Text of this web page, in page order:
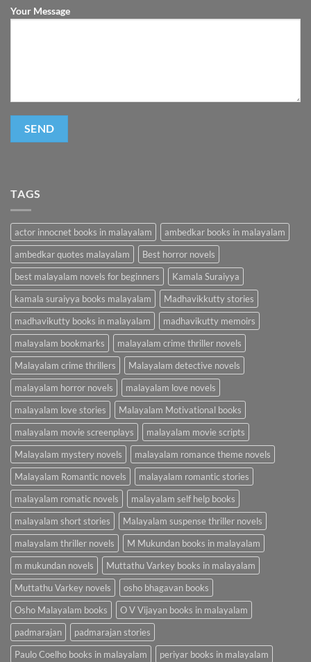
Your Message
TAGS
actor innocnet books in malayalam
ambedkar books in malayalam
ambedkar quotes malayalam
Best horror novels
best malayalam novels for beginners
Kamala Suraiyya
kamala suraiyya books malayalam
Madhavikkutty stories
madhavikutty books in malayalam
madhavikutty memoirs
malayalam bookmarks
malayalam crime thriller novels
Malayalam crime thrillers
Malayalam detective novels
malayalam horror novels
malayalam love novels
malayalam love stories
Malayalam Motivational books
malayalam movie screenplays
malayalam movie scripts
Malayalam mystery novels
malayalam romance theme novels
Malayalam Romantic novels
malayalam romantic stories
malayalam romatic novels
malayalam self help books
malayalam short stories
Malayalam suspense thriller novels
malayalam thriller novels
M Mukundan books in malayalam
m mukundan novels
Muttathu Varkey books in malayalam
Muttathu Varkey novels
osho bhagavan books
Osho Malayalam books
O V Vijayan books in malayalam
padmarajan
padmarajan stories
Paulo Coelho books in malayalam
periyar books in malayalam